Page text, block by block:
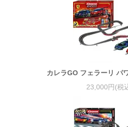
カレラGO フェラーリ パ
23,000円(税